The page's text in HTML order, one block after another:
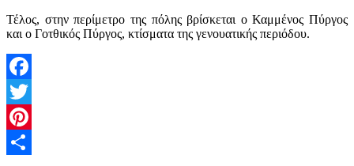
Τέλος, στην περίμετρο της πόλης βρίσκεται ο Καμμένος Πύργος
και ο Γοτθικός Πύργος, κτίσματα της γενουατικής περιόδου.
Facebook
Twitter
Pinterest